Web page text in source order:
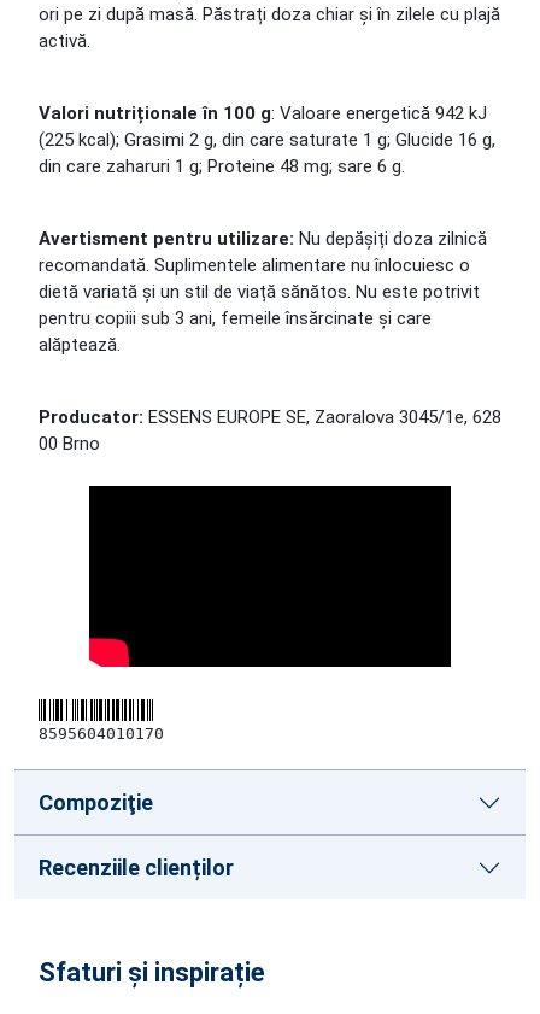
ori pe zi după masă. Păstrați doza chiar și în zilele cu plajă
activă.
Valori nutriționale în 100 g: Valoare energetică 942 kJ
(225 kcal); Grasimi 2 g, din care saturate 1 g; Glucide 16 g,
din care zaharuri 1 g; Proteine ​​48 mg; sare 6 g.
Avertisment pentru utilizare: Nu depășiți doza zilnică
recomandată. Suplimentele alimentare nu înlocuiesc o
dietă variată și un stil de viață sănătos. Nu este potrivit
pentru copiii sub 3 ani, femeile însărcinate și care
alăptează.
Producator: ESSENS EUROPE SE, Zaoralova 3045/1e, 628
00 Brno
8595604010170
Compoziţie
Recenziile clienților
Sfaturi și inspirație